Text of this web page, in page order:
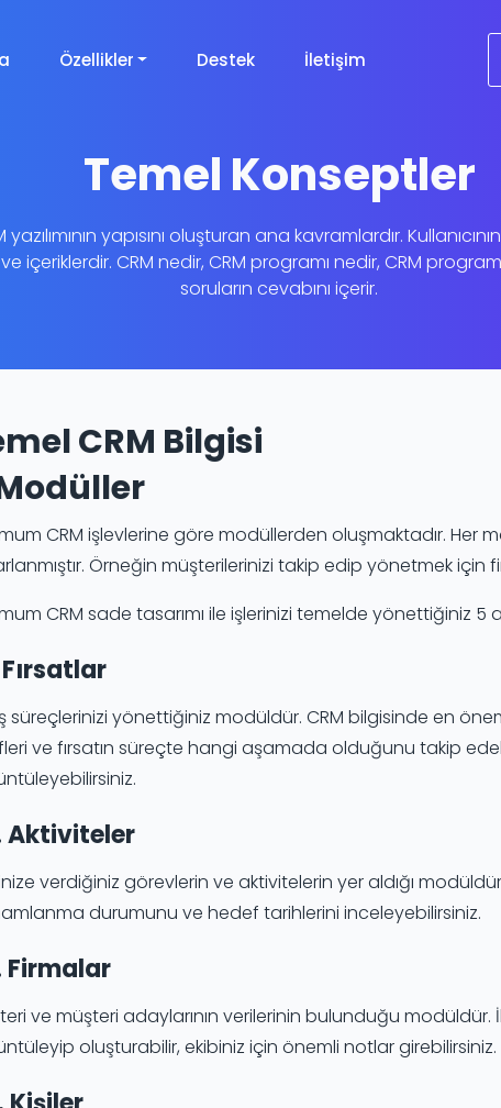
Özellikler Destek İletişim
Temel Konseptler
yapısını oluşturan ana kavramlardır.
içeriklerdir. CRM nedir, CRM programı nedir, CRM
soruların cevabını içerir.
CRM Bilgisi
CRM işlevlerine göre modüllerden oluşmaktadır. Her
Örneğin müşterilerinizi takip edip yönetmek için
CRM sade tasarımı ile işlerinizi temelde yönettiğiniz
Fırsatlar
süreçlerinizi yönettiğiniz modüldür. CRM bilgisinde en
ve fırsatın süreçte hangi aşamada olduğunu takip
Aktiviteler
verdiğiniz görevlerin ve aktivitelerin yer aldığı
durumunu ve hedef tarihlerini inceleyebilirsiniz.
Firmalar
ve müşteri adaylarının verilerinin bulunduğu modüldür.
oluşturabilir, ekibiniz için önemli notlar girebilirsiniz.